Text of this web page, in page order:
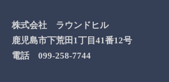
株式会社 ラウンドヒル
鹿児島市下荒田1丁目41番12号
電話 099-258-7744